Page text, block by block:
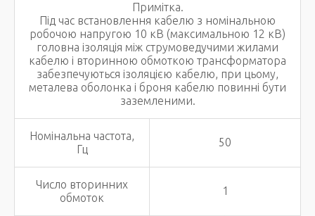
Примітка.
Під час встановлення кабелю з номінальною
робочою напругою 10 кВ (максимальною 12 кВ)
головна ізоляція між струмоведучими жилами
кабелю і вторинною обмоткою трансформатора
забезпечуються ізоляцією кабелю, при цьому,
металева оболонка і броня кабелю повинні бути
заземленими.
Номінальна частота,
Гц
50
Число вторинних
обмоток
1